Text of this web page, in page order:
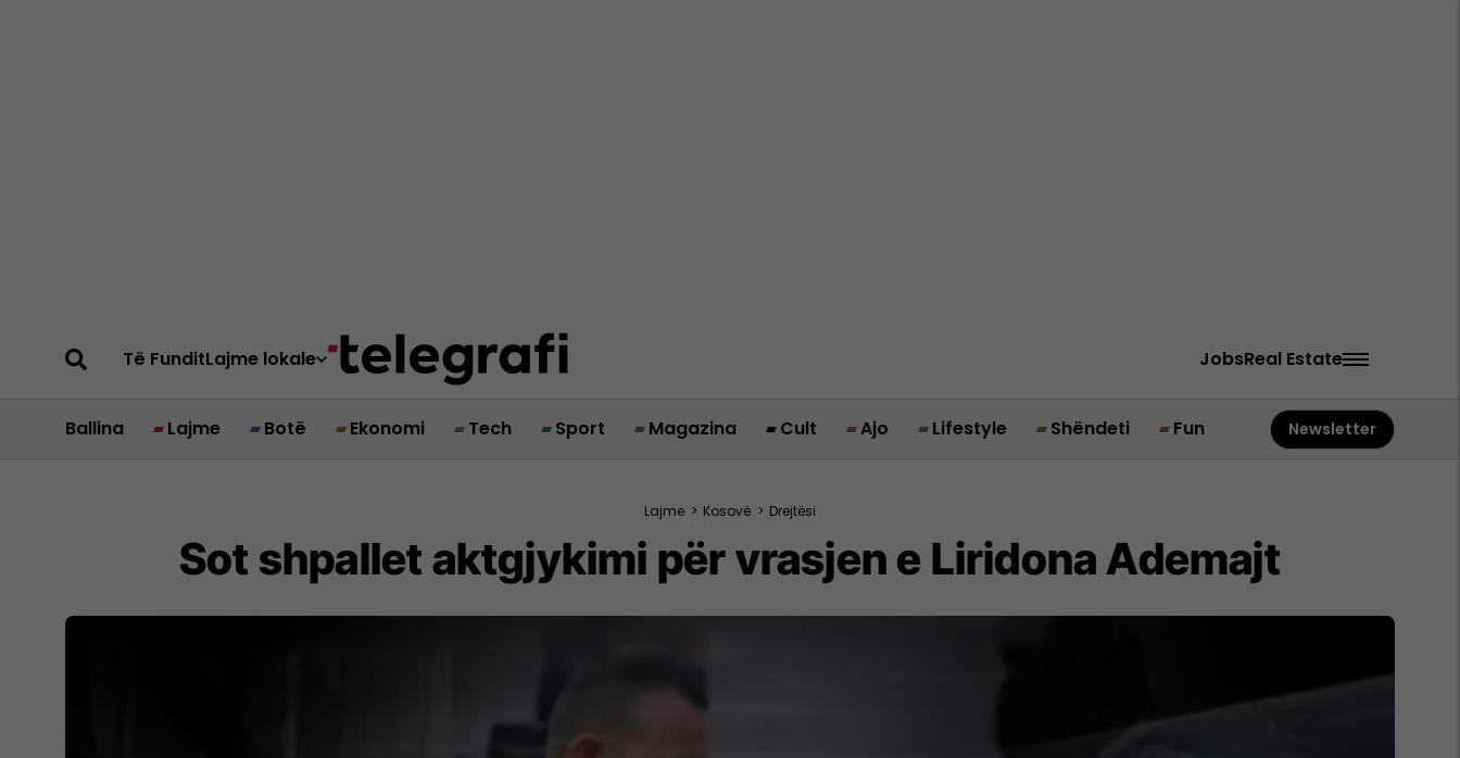
Të FunditLajme lokale JobsReal Estate
Ballina Lajme Botë Ekonomi Tech Sport Magazina Cult Ajo Lifestyle Shëndeti Fun Newsletter
Lajme > Kosovë > Drejtësi
Sot shpallet aktgjykimi për vrasjen e Liridona Ademajt